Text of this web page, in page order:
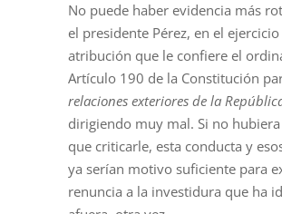
No puede haber evidencia más
el presidente Pérez, en el ejercicio
atribución que le confiere el
Artículo 190 de la Constitución
relaciones exteriores de la
dirigiendo muy mal. Si no
que criticarle, esta conducta y
ya serían motivo suficiente para
renuncia a la investidura que ha